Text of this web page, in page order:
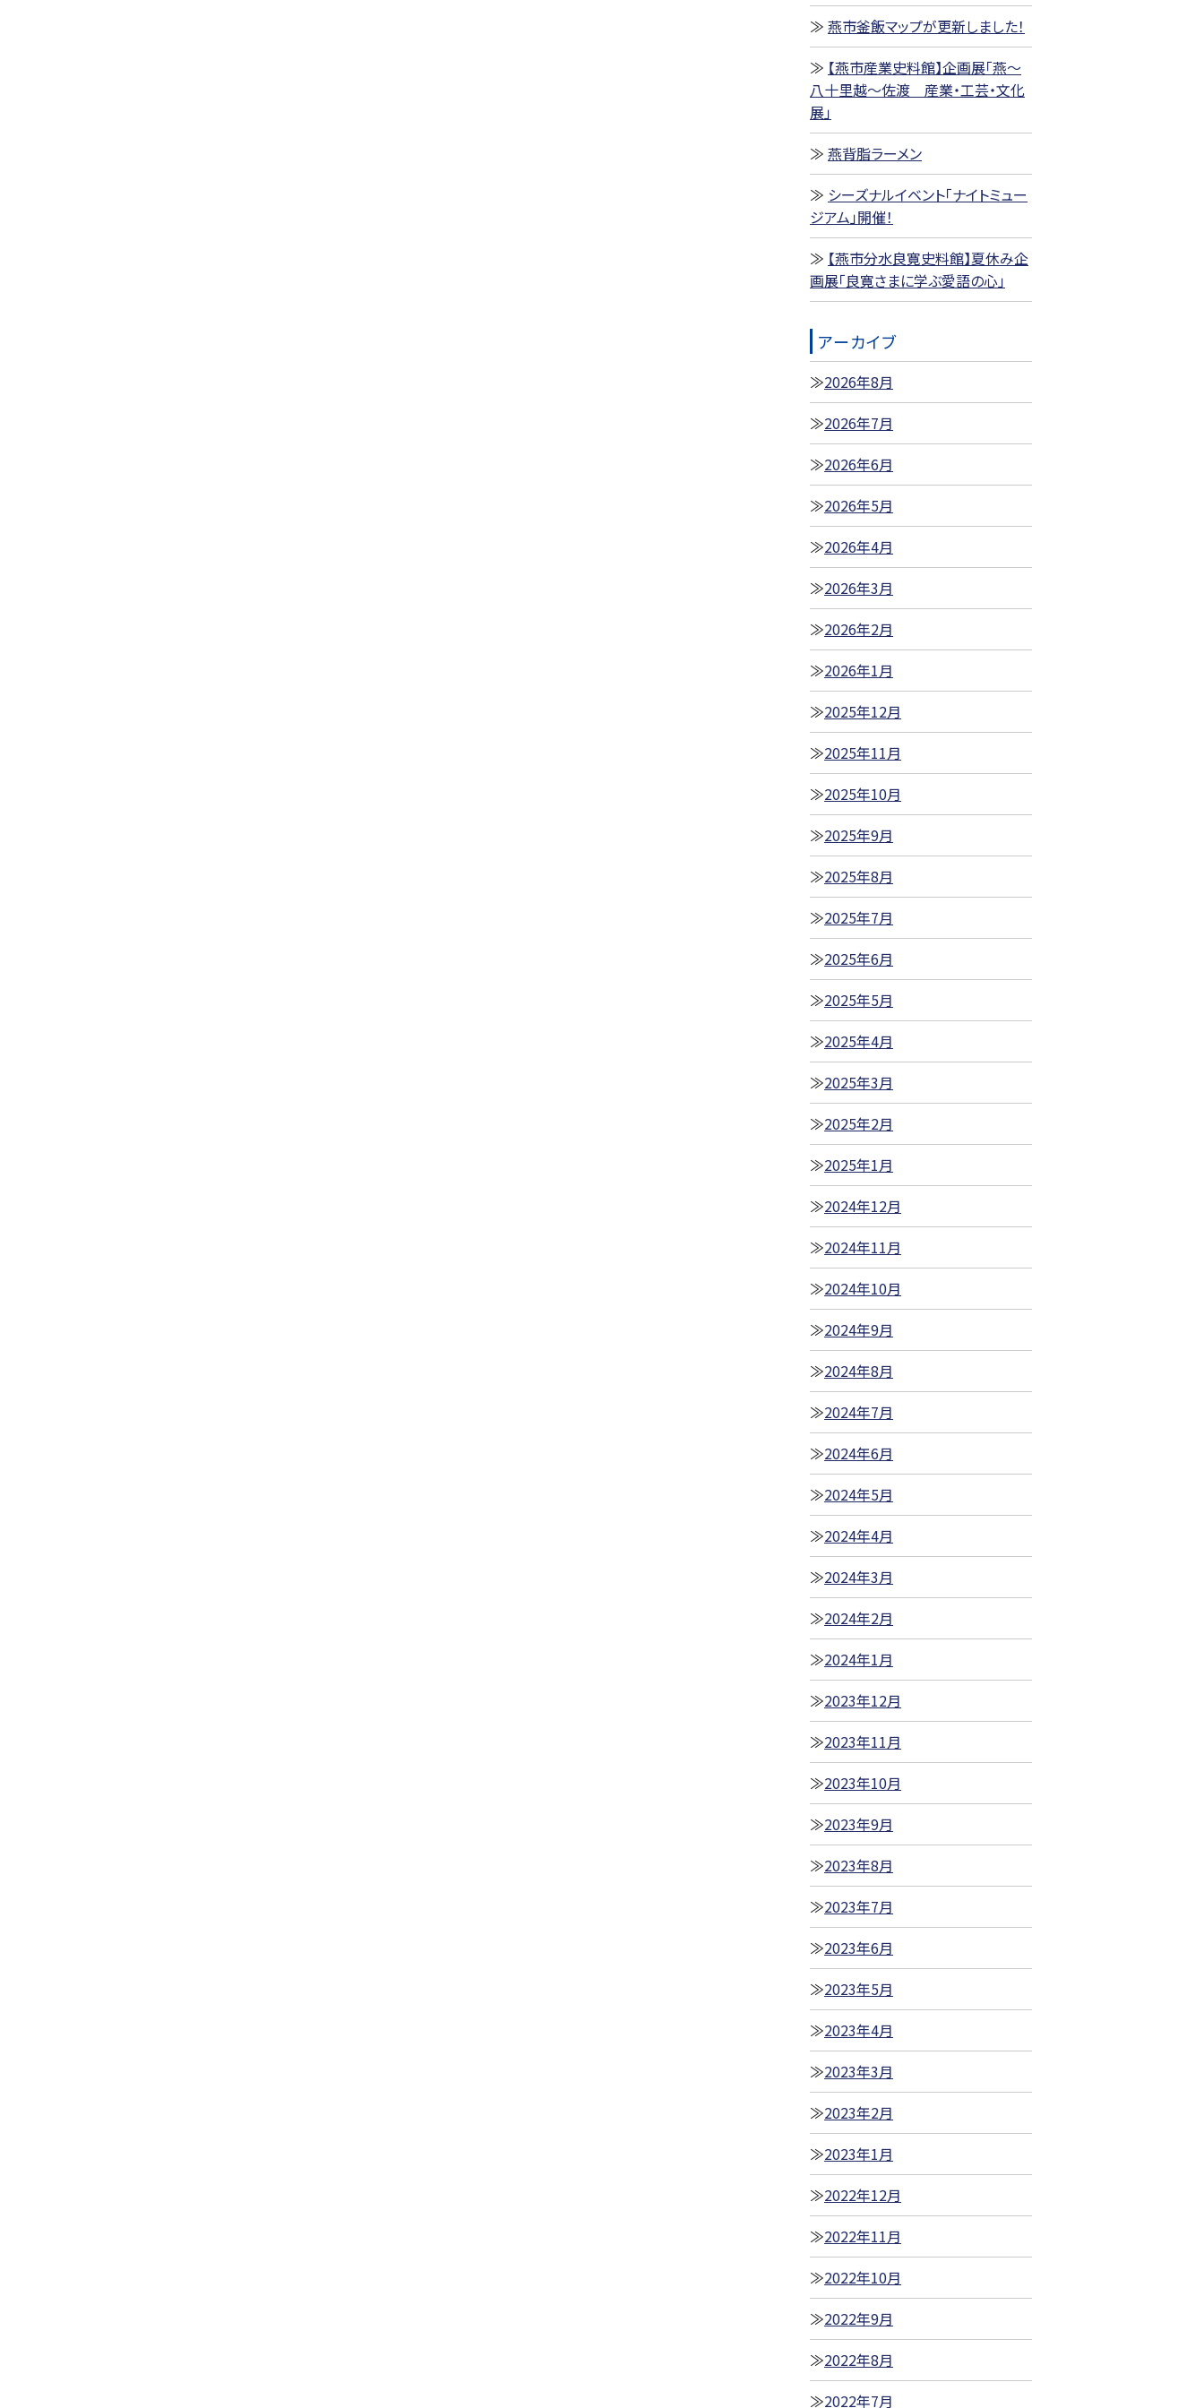
燕市釜飯マップが更新しました！
【燕市産業史料館】企画展「燕～
八十里越～佐渡 産業・工芸・文化
展」
燕背脂ラーメン
シーズナルイベント「ナイトミュー
ジアム」開催！
【燕市分水良寛史料館】夏休み企
画展「良寛さまに学ぶ愛語の心」
アーカイブ
2026年8月
2026年7月
2026年6月
2026年5月
2026年4月
2026年3月
2026年2月
2026年1月
2025年12月
2025年11月
2025年10月
2025年9月
2025年8月
2025年7月
2025年6月
2025年5月
2025年4月
2025年3月
2025年2月
2025年1月
2024年12月
2024年11月
2024年10月
2024年9月
2024年8月
2024年7月
2024年6月
2024年5月
2024年4月
2024年3月
2024年2月
2024年1月
2023年12月
2023年11月
2023年10月
2023年9月
2023年8月
2023年7月
2023年6月
2023年5月
2023年4月
2023年3月
2023年2月
2023年1月
2022年12月
2022年11月
2022年10月
2022年9月
2022年8月
2022年7月